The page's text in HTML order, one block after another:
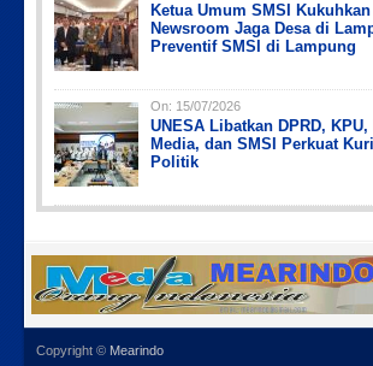
Ketua Umum SMSI
Newsroom Jaga Desa di
Preventif SMSI di Lampung
On: 15/07/2026
UNESA Libatkan DPRD,
Media, dan SMSI Perkuat
Politik
Copyright © Mearindo